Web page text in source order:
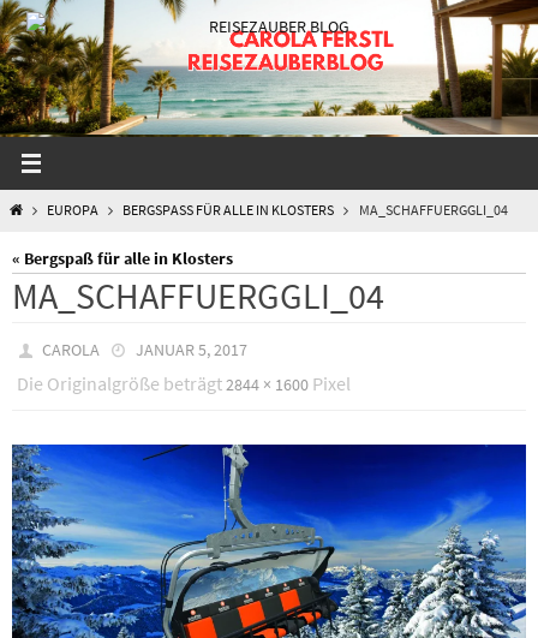
Zum
Inhalt
springen
STARTEUROPA BERGSPASS FÜR ALLE IN KLOSTERS MA_SCHAFFUERGGLI_04
« Bergspaß für alle in Klosters
MA_SCHAFFUERGGLI_04
CAROLA JANUAR 5, 2017
Die Originalgröße beträgt2844 × 1600 Pixel